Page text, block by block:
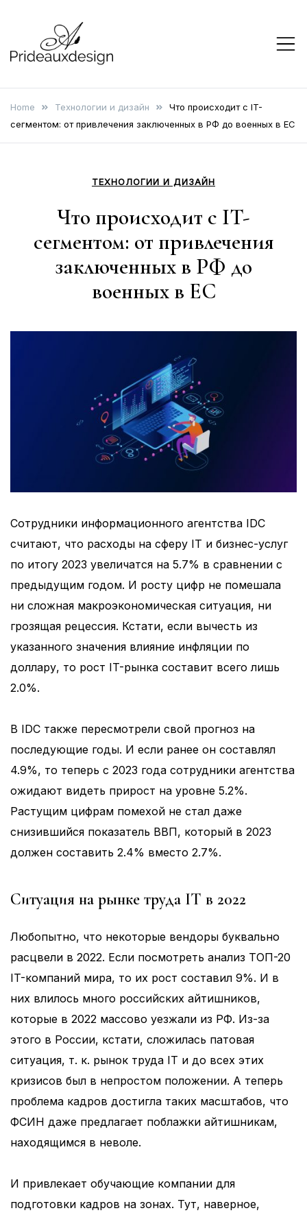
content
prideauxdesign
Home Технологии и дизайн
Что происходит с IT-
сегментом: от привлечения заключенных в РФ до военных в ЕС
ТЕХНОЛОГИИ И ДИЗАЙН
Что происходит с IT-
сегментом: от привлечения
заключенных в РФ до
военных в ЕС
Сотрудники информационного агентства IDC
считают, что расходы на сферу IT и бизнес-услуг
по итогу 2023 увеличатся на 5.7% в сравнении с
предыдущим годом. И росту цифр не помешала
ни сложная макроэкономическая ситуация, ни
грозящая рецессия. Кстати, если вычесть из
указанного значения влияние инфляции по
доллару, то рост IT-рынка составит всего лишь
2.0%.
В IDC также пересмотрели свой прогноз на
последующие годы. И если ранее он составлял
4.9%, то теперь с 2023 года сотрудники агентства
ожидают видеть прирост на уровне 5.2%.
Растущим цифрам помехой не стал даже
снизившийся показатель ВВП, который в 2023
должен составить 2.4% вместо 2.7%.
Ситуация на рынке труда IT в 2022
Любопытно, что некоторые вендоры буквально
расцвели в 2022. Если посмотреть анализ ТОП-20
IT-компаний мира, то их рост составил 9%. И в
них влилось много российских айтишников,
которые в 2022 массово уезжали из РФ. Из-за
этого в России, кстати, сложилась патовая
ситуация, т. к. рынок труда IT и до всех этих
кризисов был в непростом положении. А теперь
проблема кадров достигла таких масштабов, что
ФСИН даже предлагает поблажки айтишникам,
находящимся в неволе.
И привлекает обучающие компании для
подготовки кадров на зонах. Тут, наверное,